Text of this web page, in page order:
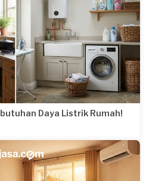
Daya Listrik Rumah!